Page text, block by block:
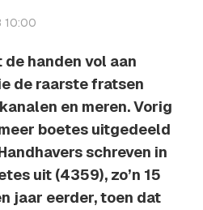
10:00
handen vol aan
de raarste fratsen
en meren. Vorig
boetes uitgedeeld
schreven in
uit (4359), zo’n 15
jaar eerder, toen dat